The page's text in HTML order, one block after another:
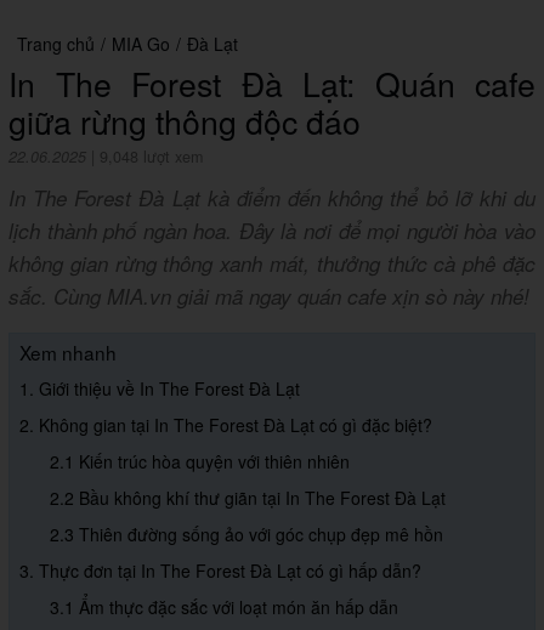
Trang chủ / MIA Go / Đà Lạt
In The Forest Đà Lạt: Quán cafe
giữa rừng thông độc đáo
22.06.2025 9,048 lượt xem
In The Forest Đà Lạt kà điểm đến không thể bỏ lỡ khi du
lịch thành phố ngàn hoa. Đây là nơi để mọi người hòa vào
không gian rừng thông xanh mát, thưởng thức cà phê đặc
sắc. Cùng MIA.vn giải mã ngay quán cafe xịn sò này nhé!
Xem nhanh
1. Giới thiệu về In The Forest Đà Lạt
2. Không gian tại In The Forest Đà Lạt có gì đặc biệt?
2.1 Kiến trúc hòa quyện với thiên nhiên
2.2 Bầu không khí thư giãn tại In The Forest Đà Lạt
2.3 Thiên đường sống ảo với góc chụp đẹp mê hồn
3. Thực đơn tại In The Forest Đà Lạt có gì hấp dẫn?
3.1 Ẩm thực đặc sắc với loạt món ăn hấp dẫn